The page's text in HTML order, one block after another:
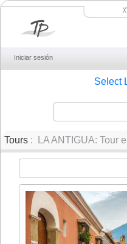
Iniciar sesión
Select
Tours : LA ANTIGUA: Tour